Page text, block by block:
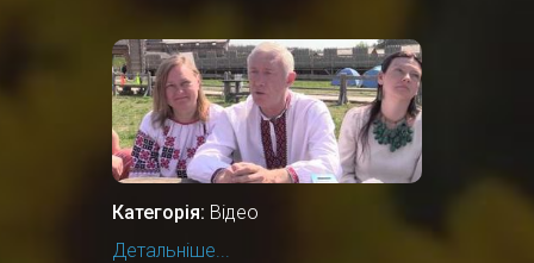
Категорія: Відео
Детальніше...